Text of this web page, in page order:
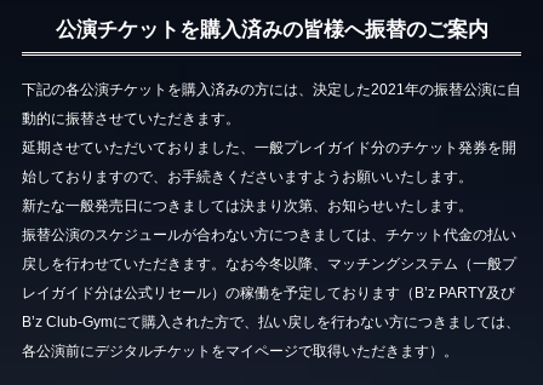
公演チケットを購入済みの皆様へ振替のご案内
下記の各公演チケットを購入済みの方には、決定した2021年の振替公演に自
動的に振替させていただきます。
延期させていただいておりました、一般プレイガイド分のチケット発券を開
始しておりますので、お手続きくださいますようお願いいたします。
新たな一般発売日につきましては決まり次第、お知らせいたします。
振替公演のスケジュールが合わない方につきましては、チケット代金の払い
戻しを行わせていただきます。なお今冬以降、マッチングシステム（一般プ
レイガイド分は公式リセール）の稼働を予定しております（B’z PARTY及び
B’z Club-Gymにて購入された方で、払い戻しを行わない方につきましては、
各公演前にデジタルチケットをマイページで取得いただきます）。